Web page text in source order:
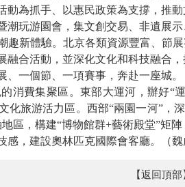
為抓手、以惠民政策為支撐，推動
玩游園會，集文創交易、非遺展
新體驗。北京各類資源豐富、節
融合活動，並深化文化和科技融合
一個節、一項賽事，奔赴一座城。
費集聚區。東部大運河，辦好“
化旅游活力區。西部“兩園一河”，
區，構建“博物館群+藝術殿堂”矩
，建設奧林匹克國際會客廳。（魏
【返回頂部